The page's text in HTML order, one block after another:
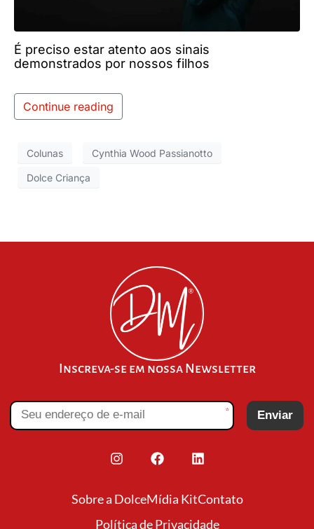
É preciso estar atento aos sinais
demonstrados por nossos filhos
Continue reading
Colunas Cynthia Wood Passianotto
Dolce Criança
Inscreva-se em nossa Newsletter
* Enviar
Sobre a DolceMídia KitContato
Política de Privacidade